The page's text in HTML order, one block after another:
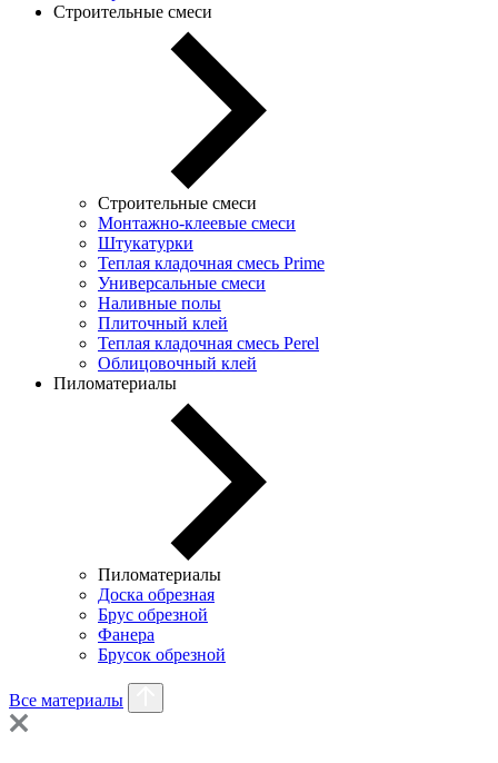
Строительные смеси
Строительные смеси
Монтажно-клеевые смеси
Штукатурки
Теплая кладочная смесь Prime
Универсальные смеси
Наливные полы
Плиточный клей
Теплая кладочная смесь Perel
Облицовочный клей
Пиломатериалы
Пиломатериалы
Доска обрезная
Брус обрезной
Фанера
Брусок обрезной
Все материалы